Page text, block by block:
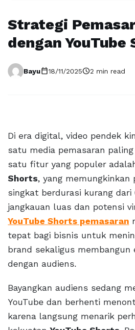
Strategi
dengan YouTube
Bayucalendar_today18/11/2025schedule2 min read
Di era digital, video pendek
satu media pemasaran
satu fitur yang populer
Shorts, yang memungkinkan
singkat berdurasi kurang dari
jangkauan luas dan potensi
YouTube Shorts pemasaran
tepat bagi bisnis untuk
brand sekaligus membangun
dengan audiens.
Bayangkan audiens sedang
YouTube dan berhenti
karena langsung menarik